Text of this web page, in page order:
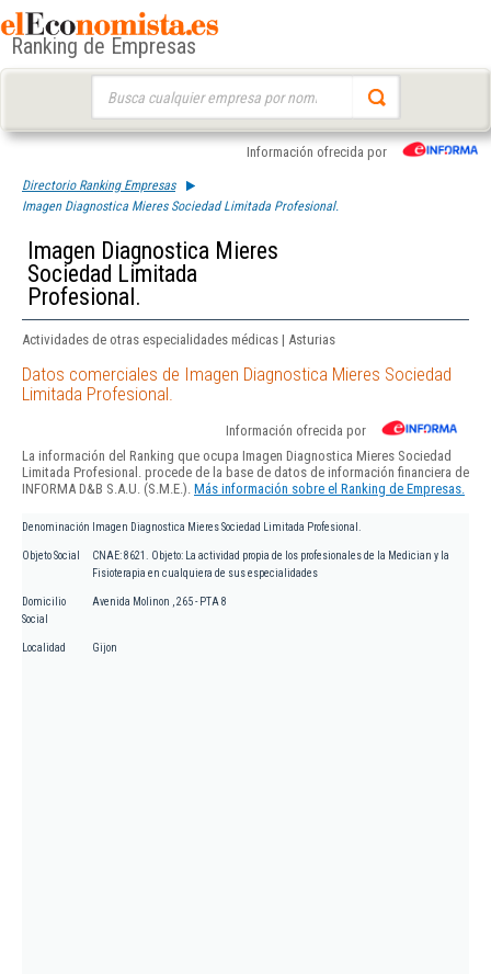
Ranking de Empresas
Información ofrecida por
Directorio Ranking Empresas
Imagen Diagnostica Mieres Sociedad Limitada Profesional.
Imagen Diagnostica Mieres
Sociedad Limitada
Profesional.
Actividades de otras especialidades médicas | Asturias
Datos comerciales de Imagen Diagnostica Mieres Sociedad
Limitada Profesional.
Información ofrecida por
La información del Ranking que ocupa Imagen Diagnostica Mieres Sociedad
Limitada Profesional. procede de la base de datos de información financiera de
INFORMA D&B S.A.U. (S.M.E.). Más información sobre el Ranking de Empresas.
Denominación Imagen Diagnostica Mieres Sociedad Limitada Profesional.
Objeto Social
CNAE: 8621. Objeto: La actividad propia de los profesionales de la Medician y la
Fisioterapia en cualquiera de sus especialidades
Domicilio
Social
Avenida Molinon , 265 - PTA 8
Localidad Gijon